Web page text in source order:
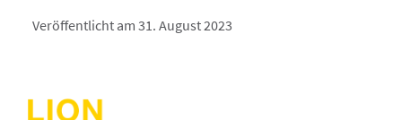
Veröffentlicht am 31. August 2023